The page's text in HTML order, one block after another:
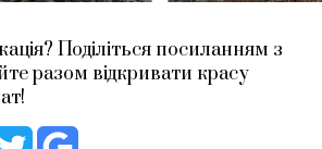
Поділіться посиланням з
разом відкривати красу